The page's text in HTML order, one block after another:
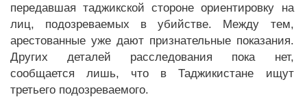
передавшая таджикской стороне ориентировку на
лиц, подозреваемых в убийстве. Между тем,
арестованные уже дают признательные показания.
Других деталей расследования пока нет,
сообщается лишь, что в Таджикистане ищут
третьего подозреваемого.